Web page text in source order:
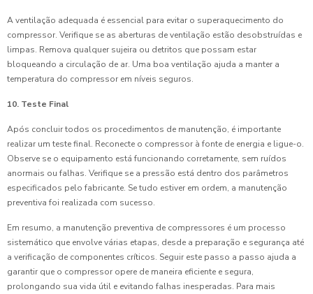
A ventilação adequada é essencial para evitar o superaquecimento do
compressor. Verifique se as aberturas de ventilação estão desobstruídas e
limpas. Remova qualquer sujeira ou detritos que possam estar
bloqueando a circulação de ar. Uma boa ventilação ajuda a manter a
temperatura do compressor em níveis seguros.
10. Teste Final
Após concluir todos os procedimentos de manutenção, é importante
realizar um teste final. Reconecte o compressor à fonte de energia e ligue-o.
Observe se o equipamento está funcionando corretamente, sem ruídos
anormais ou falhas. Verifique se a pressão está dentro dos parâmetros
especificados pelo fabricante. Se tudo estiver em ordem, a manutenção
preventiva foi realizada com sucesso.
Em resumo, a manutenção preventiva de compressores é um processo
sistemático que envolve várias etapas, desde a preparação e segurança até
a verificação de componentes críticos. Seguir este passo a passo ajuda a
garantir que o compressor opere de maneira eficiente e segura,
prolongando sua vida útil e evitando falhas inesperadas. Para mais